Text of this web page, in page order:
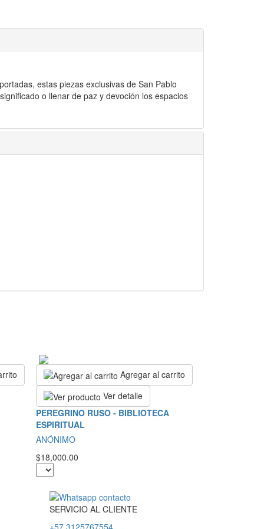
estas piezas exclusivas de San Pablo
o llenar de paz y devoción los espacios
Agregar al carrito
Ver detalle
PEREGRINO RUSO - BIBLIOTECA
ESPIRITUAL
ANÓNIMO
$18,000.00
SERVICIOAL CLIENTE
+57 3125767554